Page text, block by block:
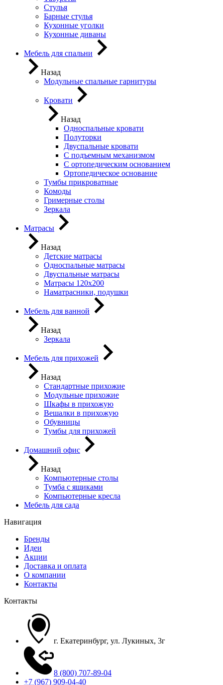
Стулья
Барные стулья
Кухонные уголки
Кухонные диваны
Мебель для спальни
Назад
Модульные спальные гарнитуры
Кровати
Назад
Односпальные кровати
Полуторки
Двуспальные кровати
С подъемным механизмом
С ортопедическим основанием
Ортопедическое основание
Тумбы прикроватные
Комоды
Гримерные столы
Зеркала
Матрасы
Назад
Детские матрасы
Односпальные матрасы
Двуспальные матрасы
Матрасы 120х200
Наматрасники, подушки
Мебель для ванной
Назад
Зеркала
Мебель для прихожей
Назад
Стандартные прихожие
Модульные прихожие
Шкафы в прихожую
Вешалки в прихожую
Обувницы
Тумбы для прихожей
Домашний офис
Назад
Компьютерные столы
Тумба с ящиками
Компьютерные кресла
Мебель для сада
Навигация
Бренды
Идеи
Акции
Доставка и оплата
О компании
Контакты
Контакты
г. Екатеринбург, ул. Лукиных, 3г
8 (800) 707-89-04
+7 (967) 909-04-40